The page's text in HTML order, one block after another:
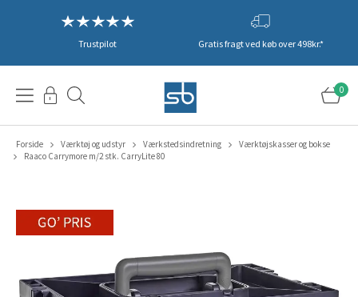
Trustpilot Gratis fragt ved køb over 498kr.*
0
Forside Værktøj og udstyr Værkstedsindretning
Værktøjskasser og bokse
Raaco Carrymore m/2 stk. CarryLite 80